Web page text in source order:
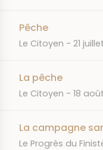
Pêche
JOURNAL
Le Citoyen DATE
21
La pêche
JOURNAL
Le Citoyen DATE
18
La campagne
JOURNAL
Le Progrès du